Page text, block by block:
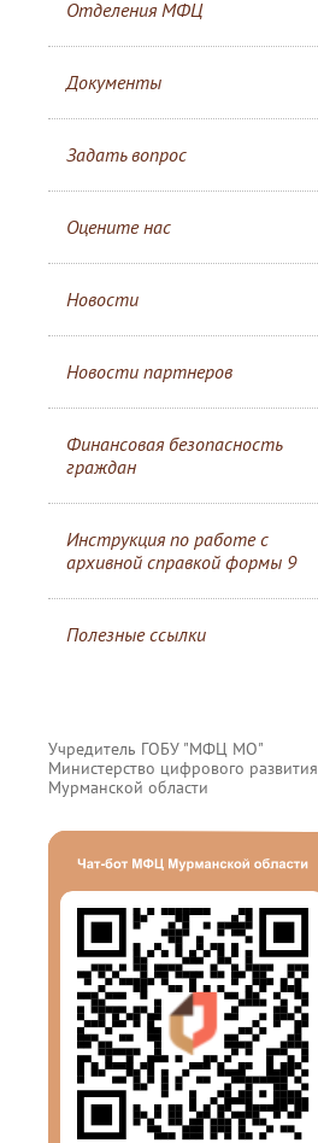
Отделения МФЦ
Документы
Задать вопрос
Оцените нас
Новости
Новости партнеров
Финансовая безопасность
граждан
Инструкция по работе с
архивной справкой формы 9
Полезные ссылки
Учредитель ГОБУ "МФЦ МО"
Министерство цифрового развития
Мурманской области